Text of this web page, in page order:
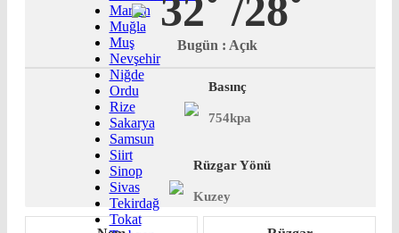
Mardin
Muğla
Muş
Nevşehir
Niğde
Ordu
Rize
Sakarya
Samsun
Siirt
Sinop
Sivas
Tekirdağ
Tokat
32˚ /28˚
Bugün : Açık
Basınç
754kpa
Rüzgar Yönü
Kuzey